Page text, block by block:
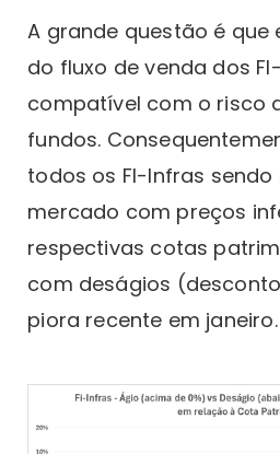
A grande questão é que
do fluxo de venda dos
compatível com o risco
fundos.
todos os FI-Infras
mercado com preços
respectivas cotas
com deságios
piora recente em janeiro.